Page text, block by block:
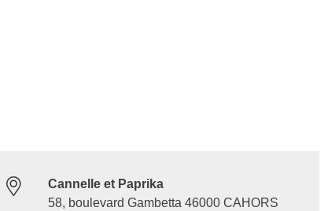
Cannelle et Paprika
58, boulevard Gambetta 46000 CAHORS